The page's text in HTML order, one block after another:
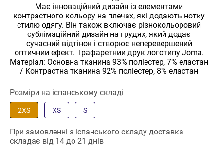
Має інноваційний дизайн із елементами
контрастного кольору на плечах, які додають нотку
стилю одягу. Він також включає різнокольоровий
сублімаційний дизайн на грудях, який додає
сучасний відтінок і створює неперевершений
оптичний ефект. Трафаретний друк логотипу Joma.
Матеріал: Основна тканина 93% поліестер, 7% еластан
/ Контрастна тканина 92% поліестер, 8% еластан
Розміри на іспанському складі
2XS XS S
При замовленні з іспанського складу доставка
складає від 14 до 21 днів